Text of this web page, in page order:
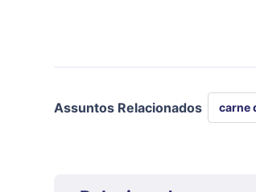
Assuntos Relacionados carne